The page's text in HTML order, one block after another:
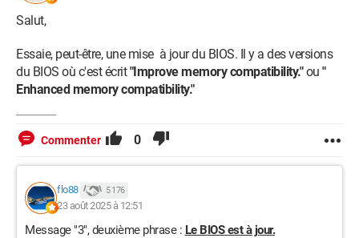
Salut,
Essaie, peut-être, une mise à jour du BIOS. Il y a des versions
du BIOS où c'est écrit"Improve memory compatibility."ou "
Enhanced memory compatibility."
Commenter 0
flo88 5 176
23 août 2025 à 12:51
Message "3", deuxième phrase : Le BIOS est à jour.